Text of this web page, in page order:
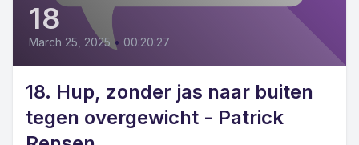
18
March 25, 2025 • 00:20:27
18. Hup, zonder jas naar buiten
tegen overgewicht - Patrick